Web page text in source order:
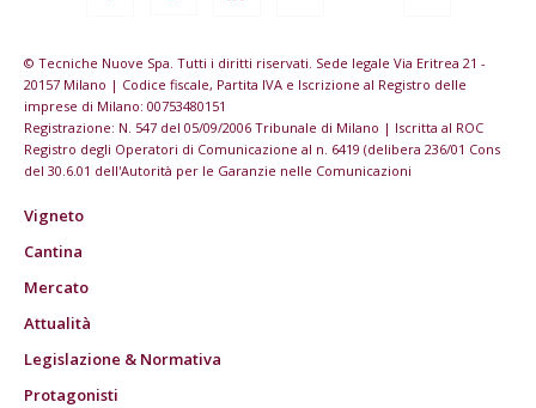
© Tecniche Nuove Spa. Tutti i diritti riservati. Sede legale Via Eritrea 21 -
20157 Milano | Codice fiscale, Partita IVA e Iscrizione al Registro delle
imprese di Milano: 00753480151
Registrazione: N. 547 del 05/09/2006 Tribunale di Milano | Iscritta al ROC
Registro degli Operatori di Comunicazione al n. 6419 (delibera 236/01 Cons
del 30.6.01 dell'Autorità per le Garanzie nelle Comunicazioni
Vigneto
Cantina
Mercato
Attualità
Legislazione & Normativa
Protagonisti